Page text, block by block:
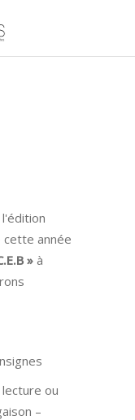
cette année
» à
ou
–